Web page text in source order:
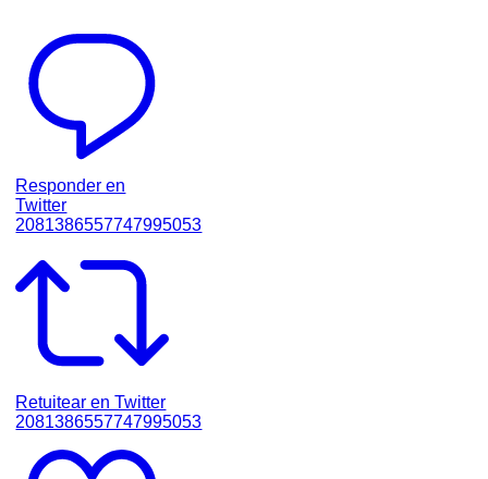
Responder en
Twitter
2081386557747995053
Retuitear en Twitter
2081386557747995053